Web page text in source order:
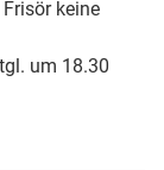
keine
um 18.30